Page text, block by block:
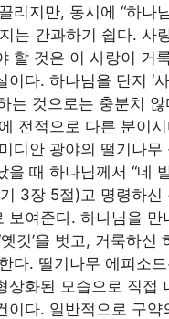
리지만, 동시에 “하나
는 간과하기 쉽다. 사
할 것은 이 사랑이 거
이다. 하나님을 단지 ‘
는 것으로는 충분치
전적으로 다른 분이
디안 광야의 떨기나무
을 때 하나님께서 “네
3장 5절)고 명령하신
보여준다. 하나님을 만
것’을 벗고, 거룩하신
다. 떨기나무 에피소
상화된 모습으로 직접
이다. 일반적으로 구약